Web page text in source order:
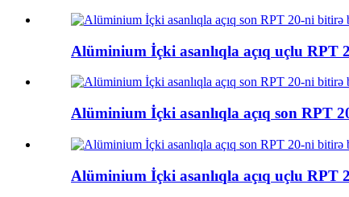
Alüminium İçki asanlıqla açıq uçlu RPT
Alüminium İçki asanlıqla açıq son RPT
Alüminium İçki asanlıqla açıq uçlu RPT